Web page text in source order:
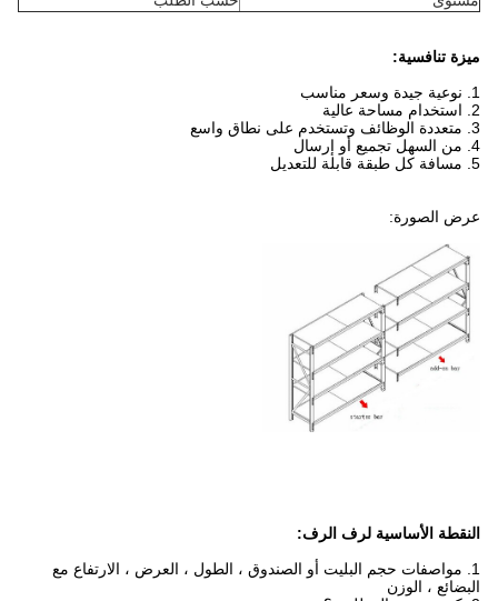
ميزة تنافسية:
4. من السهل تجميع أو إرسال
5. مسافة كل طبقة قابلة للتعديل
عرض الصورة:
النقطة الأساسية لرف الرف:
1. مواصفات حجم البليت أو الصندوق ، الطول ، العرض ، الارتفاع مع
البضائع ، الوزن